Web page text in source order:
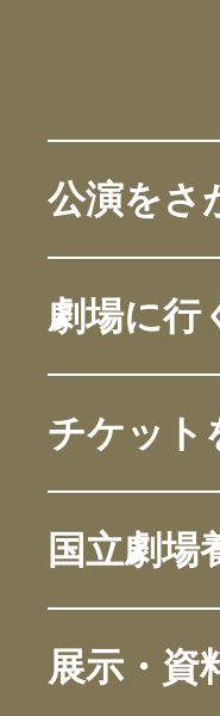
公演をさ
劇場に行
チケット
国立劇場
展示・資